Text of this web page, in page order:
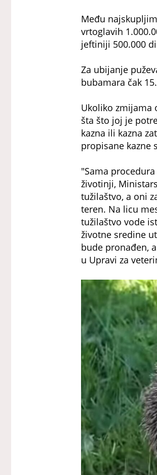
Među
vrtoglavih
jeftiniji 500.000
Za ubijanje
bubamara čak
Ukoliko zmijama
šta što joj je
kazna ili kazna
propisane kazne
"Sama
životinji,
tužilaštvo, a oni
teren. Na licu
tužilaštvo vode
životne sredine
bude pronađen,
u Upravi za